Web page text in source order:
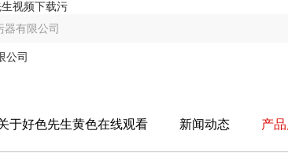
视频下载污
有限公司
于好色先生黄色在线观看 新闻动态 产